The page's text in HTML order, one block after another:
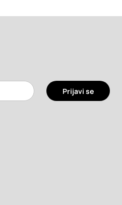
Prijavi se